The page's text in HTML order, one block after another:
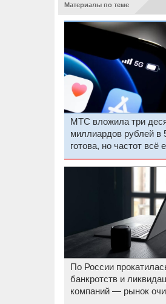
Материалы по теме
МТС вложила три
миллиардов рублей в
готова, но частот всё
По России
банкротств и
компаний — рынок